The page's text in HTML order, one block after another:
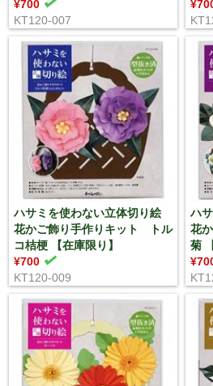
¥700
KT120-007
ハサミを使わない立体切り絵
花かご飾り手作りキット トル
コ桔梗 【在庫限り】
¥700
KT120-009
ハ
花
菊